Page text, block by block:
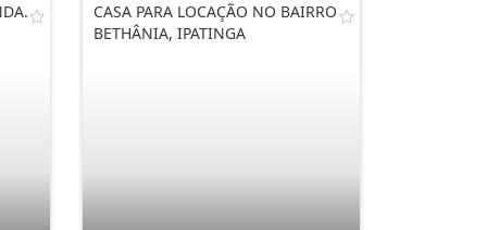
CASA PARA LOCAÇÃO NO BAIRRO
BETHÂNIA, IPATINGA